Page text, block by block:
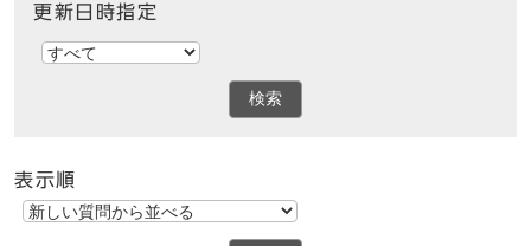
更新日時指定
検索
表示順